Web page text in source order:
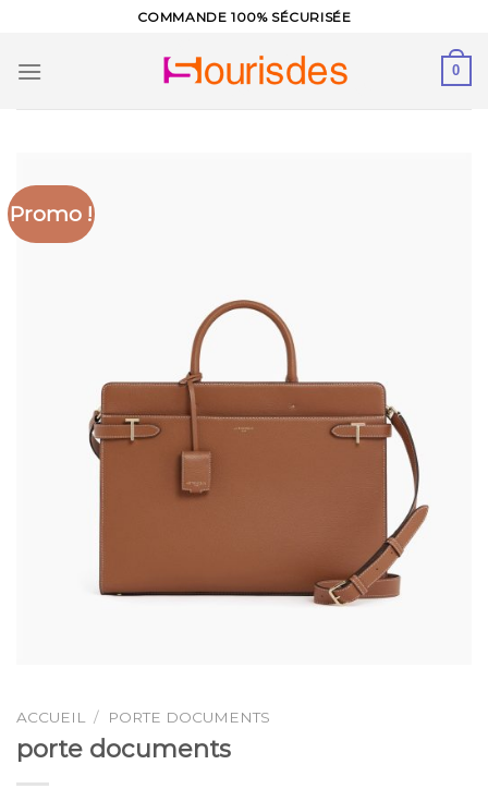
content
COMMANDE 100% SÉCURISÉE
0
Promo !
ACCUEIL / PORTE DOCUMENTS
porte documents